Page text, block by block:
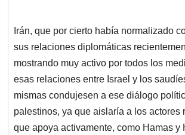
Irán, que por cierto había normalizado
sus relaciones diplomáticas
mostrando muy activo por todos los
esas relaciones entre Israel y los
mismas condujesen a ese diálogo
palestinos, ya que aislaría a los actores
que apoya activamente, como Hamas y